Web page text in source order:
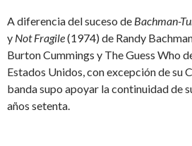
A diferencia del suceso de Bachman-
y Not Fragile(1974) de Randy
Burton Cummings y The Guess Who
Estados Unidos, con excepción de su
banda supo apoyar la continuidad de
años setenta.